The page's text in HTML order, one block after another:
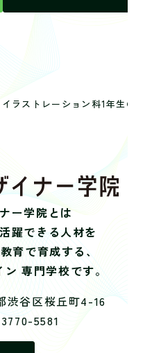
イラストレーション科1年生の「
ー学院とは
躍できる人材を
育で育成する、
専門学校です。
渋谷区桜丘町4-16
5581